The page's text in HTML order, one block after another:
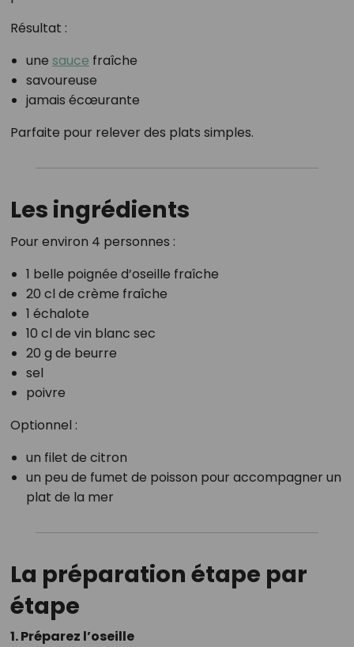
Résultat :
une sauce fraîche
savoureuse
jamais écœurante
Parfaite pour relever des plats simples.
Les ingrédients
Pour environ 4 personnes :
1 belle poignée d’oseille fraîche
20 cl de crème fraîche
1 échalote
10 cl de vin blanc sec
20 g de beurre
sel
poivre
Optionnel :
un filet de citron
un peu de fumet de poisson pour accompagner un
plat de la mer
La préparation étape par
étape
1. Préparez l’oseille